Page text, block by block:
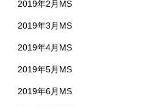
2019年2月MS
2019年3月MS
2019年4月MS
2019年5月MS
2019年6月MS